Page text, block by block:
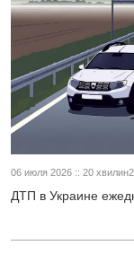
06 июля 2026 :: 20
ДТП в Украине